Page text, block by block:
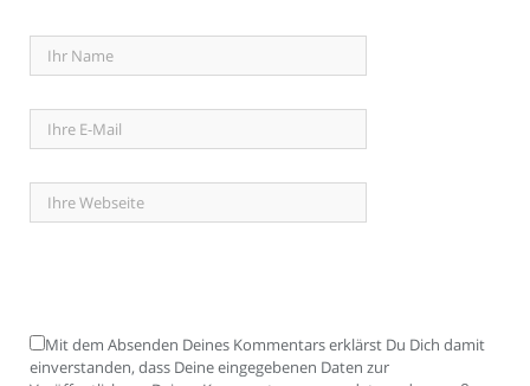
Mit dem Absenden Deines Kommentars erklärst Du Dich damit
einverstanden, dass Deine eingegebenen Daten zur